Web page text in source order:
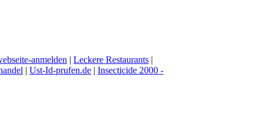
anmelden | Leckere Restaurants |
| Ust-Id-prufen.de | Insecticide 2000 -